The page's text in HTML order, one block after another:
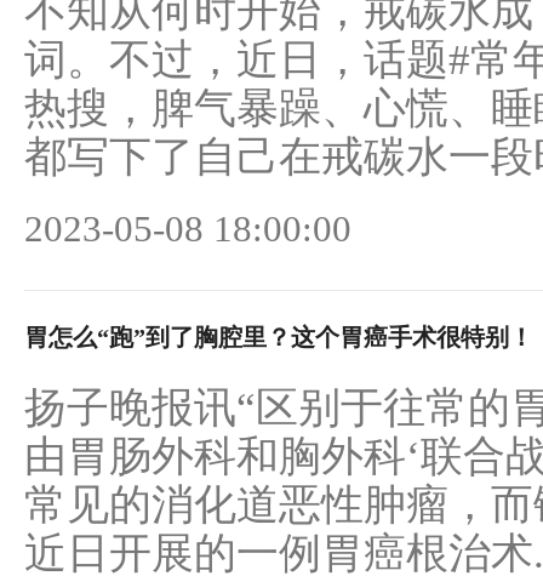
不知从何时开始，戒碳水
词。不过，近日，话题#常
热搜，脾气暴躁、心慌、
都写下了自己在戒碳水一
2023-05-08 18:00:00
胃怎么“跑”到了胸腔里？这个胃癌手术很特别！
扬子晚报讯“区别于往常的
由胃肠外科和胸外科‘联合
常见的消化道恶性肿瘤，
近日开展的一例胃癌根治术